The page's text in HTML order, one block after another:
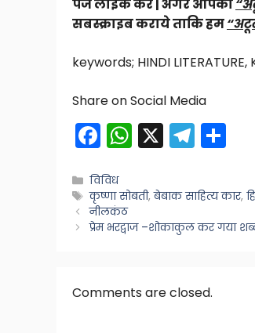
पेज लाइक करें | अगर आपको
सबस्क्राइब कराये ताकि हम
keywords; HINDI LITERATURE,
Share on Social Media
F
a
c
e
b
o
W
h
a
ts
A
p
X T
el
e
gr
a
ar
e
Categories
विविध
Tags
कृष्णा सोबती,बेबाक साहित्य कार,
नीलकंठ
प्रेम भरद्वाज –शोकाकुल कर गया
Comments are closed.